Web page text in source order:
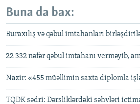
Buna da bax:
Buraxılış və qəbul imtahanları
22 332 nəfər qəbul imtahanı verməyib,
Nazir: «455 müəllimin saxta diplomla
TQDK sədri: Dərsliklərdəki səhvləri